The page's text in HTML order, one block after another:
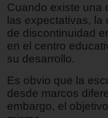
Cuando existe una
las expectativas,
de discontinuidad
en el centro
su desarrollo.
Es obvio que la
desde marcos
embargo, el